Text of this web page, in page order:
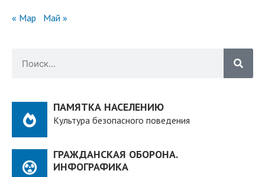
« Мар Май »
ПАМЯТКА НАСЕЛЕНИЮ
Культура безопасного поведения
ГРАЖДАНСКАЯ ОБОРОНА.
ИНФОГРАФИКА